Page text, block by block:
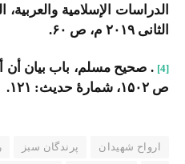
الدراسات الإسلامیة والعربیة،
الثانی ۲۰۱۹ م، ص ۶۰.
[4]
ص ۱۵۰۲، شمارۀ حدیث: ۱۲۱.
ارواح شهیدان پرندگان سبز